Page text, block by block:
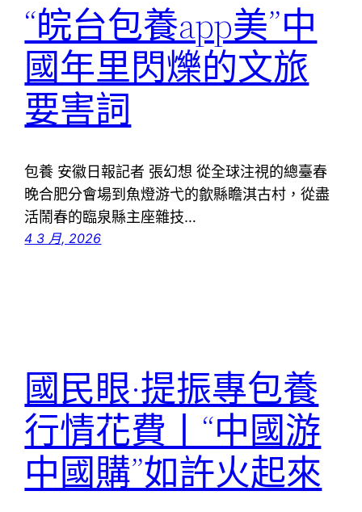
“皖台包養app美”中
國年里閃爍的文旅
要害詞
包養 安徽日報記者 張幻想 從全球注視的總臺春
晚合肥分會場到魚燈游弋的歙縣瞻淇古村，從盡
活鬧春的臨泉縣主座雜技…
4 3 月, 2026
國民眼·提振專包養
行情花費丨“中國游
中國購”如許火起來